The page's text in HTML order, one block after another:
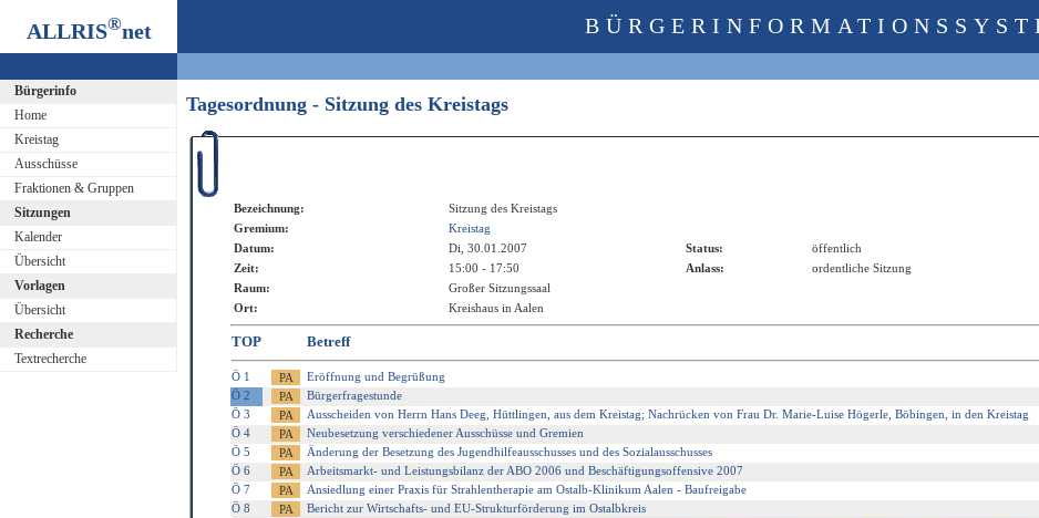
ALLRIS®net
Bürgerinfo
Home
Kreistag
Ausschüsse
Fraktionen & Gruppen
Sitzungen
Kalender
Übersicht
Vorlagen
Übersicht
Recherche
Textrecherche
Tagesordnung - Sitzung des Kreistags
Bezeichnung:
Sitzung des Kreistags
Gremium:
Kreistag
Datum:
Di, 30.01.2007 Status:
öffentlich
Zeit:
15:00 - 17:50 Anlass:
ordentliche Sitzung
Raum:
Großer Sitzungssaal
Ort:
Kreishaus in Aalen
TOP Betreff
Ö 1
Eröffnung und Begrüßung
Ö 2
Bürgerfragestunde
Ö 3
Ausscheiden von Herrn Hans Deeg, Hüttlingen, aus dem Kreistag; Nachrücken von Frau Dr. Marie-Luise Högerle, Böbingen, in den Kreistag
Ö 4
Neubesetzung verschiedener Ausschüsse und Gremien
Ö 5
Änderung der Besetzung des Jugendhilfeausschusses und des Sozialausschusses
Ö 6
Arbeitsmarkt- und Leistungsbilanz der ABO 2006 und Beschäftigungsoffensive 2007
Ö 7
Ansiedlung einer Praxis für Strahlentherapie am Ostalb-Klinikum Aalen - Baufreigabe
Ö 8
Bericht zur Wirtschafts- und EU-Strukturförderung im Ostalbkreis